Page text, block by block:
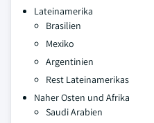
Lateinamerika
Brasilien
Mexiko
Argentinien
Rest Lateinamerikas
Naher Osten und Afrika
Saudi Arabien